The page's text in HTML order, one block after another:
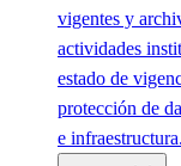
vigentes y
actividades
estado de
protección de
e infraestructura.